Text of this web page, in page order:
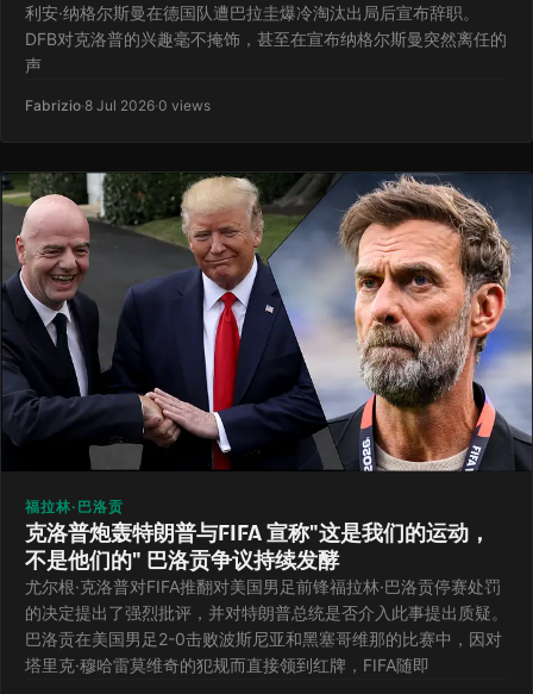
利安·纳格尔斯曼在德国队遭巴拉圭爆冷淘汰出局后宣布辞职。
DFB对克洛普的兴趣毫不掩饰，甚至在宣布纳格尔斯曼突然离任的
声
Fabrizio·8 Jul 2026·0 views
福拉林·巴洛贡
克洛普炮轰特朗普与FIFA 宣称"这是我们的运动，
不是他们的" 巴洛贡争议持续发酵
尤尔根·克洛普对FIFA推翻对美国男足前锋福拉林·巴洛贡停赛处罚
的决定提出了强烈批评，并对特朗普总统是否介入此事提出质疑。
巴洛贡在美国男足2-0击败波斯尼亚和黑塞哥维那的比赛中，因对
塔里克·穆哈雷莫维奇的犯规而直接领到红牌，FIFA随即